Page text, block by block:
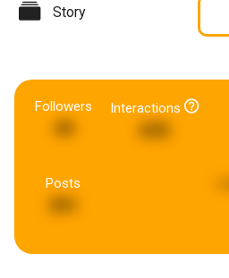
Story
Followers Interactions
Posts